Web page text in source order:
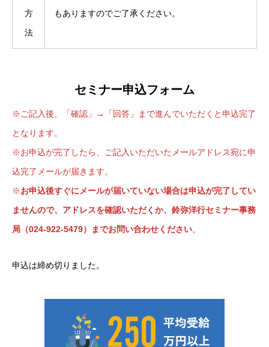
方
法
もありますのでご了承ください。
セミナー申込フォーム
※ご記入後、「確認」→「回答」まで進んでいただくと申込完了
となります。
※お申込が完了したら、ご記入いただいたメールアドレス宛に申
込完了メールが届きます。
※お申込後すぐにメールが届いていない場合は申込が完了してい
ませんので、アドレスを確認いただくか、鈴弥洋行セミナー事務
局（024-922-5479）までお問い合わせください。
申込は締め切りました。